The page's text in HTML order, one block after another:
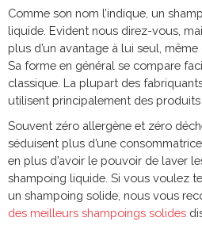
Comme son nom l’indique, un
liquide. Evident nous direz-vous,
plus d’un avantage à lui seul,
Sa forme en général se compare
classique. La plupart des
utilisent principalement des produits
Souvent zéro allergène et zéro
séduisent plus d’une
en plus d’avoir le pouvoir de laver
shampoing liquide. Si vous voulez
un shampoing solide, nous vous
des meilleurs shampoings solides